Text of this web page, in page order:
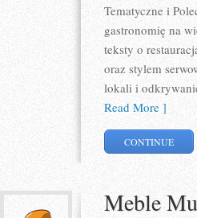
Tematyczne i
gastronomię na
teksty o
oraz stylem
lokali i
Read More ]
CONTINUE
Meble